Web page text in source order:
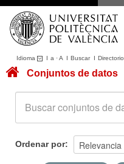
Idioma I a ·A I BuscarI Directorio
Conjuntos de datos
Acerca de
Portal de Transparencia
Conjuntos de datos
Ordenar por